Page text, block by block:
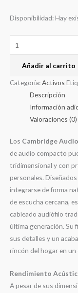
Disponibilidad:Hay
Añadir al carrito
Categoría:Activos
Descripción
Información
Valoraciones (0)
Los Cambridge
de audio compacto
tridimensional y con
personales.
integrarse de forma
de escucha cercana,
cableado audiófilo
última generación. Su
sus detalles y un
rincón del hogar en un
Rendimiento
A pesar de sus